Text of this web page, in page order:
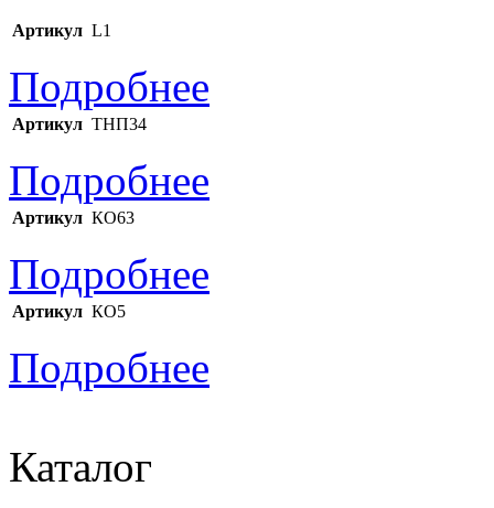
Артикул L1
Подробнее
Артикул ТНП34
Подробнее
Артикул КО63
Подробнее
Артикул КО5
Подробнее
Каталог